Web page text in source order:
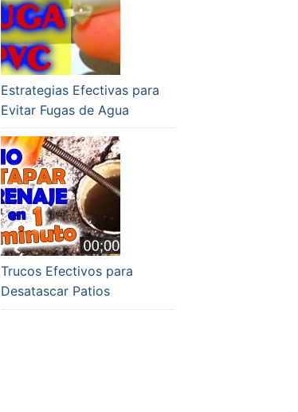
Estrategias Efectivas para
Evitar Fugas de Agua
Trucos Efectivos para
Desatascar Patios